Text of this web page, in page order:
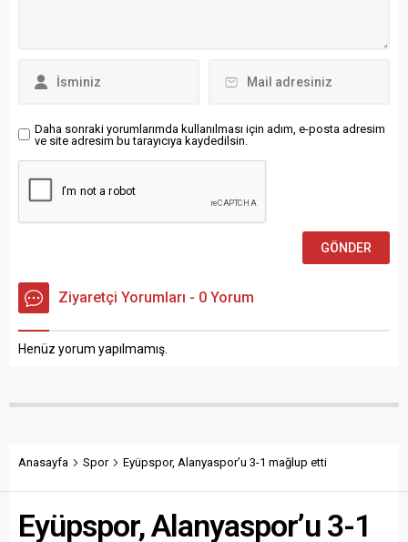
Daha sonraki yorumlarımda kullanılması için adım, e-posta adresim
ve site adresim bu tarayıcıya kaydedilsin.
Ziyaretçi Yorumları - 0 Yorum
Henüz yorum yapılmamış.
Anasayfa Spor Eyüpspor, Alanyaspor’u 3-1 mağlup etti
Eyüpspor, Alanyaspor’u 3-1